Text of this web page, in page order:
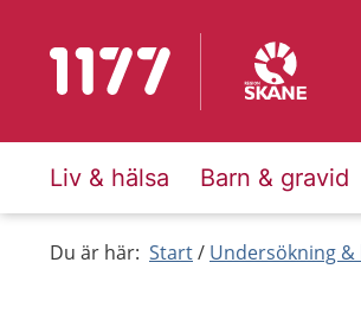
Till startsidan för 1177
Liv & hälsa Barn & gravid
Du är här: Start Undersökning